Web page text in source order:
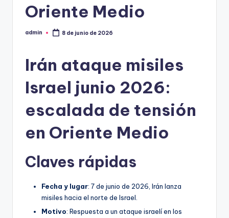
Oriente Medio
Publicado
admin 8 de junio de 2026
Irán ataque misiles
Israel junio 2026:
escalada de tensión
en Oriente Medio
Claves rápidas
Fecha y lugar: 7 de junio de 2026, Irán lanza
misiles hacia el norte de Israel.
Motivo: Respuesta a un ataque israelí en los